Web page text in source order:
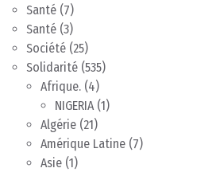
Santé (7)
Santé (3)
Société (25)
Solidarité (535)
Afrique. (4)
NIGERIA(1)
Algérie (21)
Amérique Latine (7)
Asie (1)